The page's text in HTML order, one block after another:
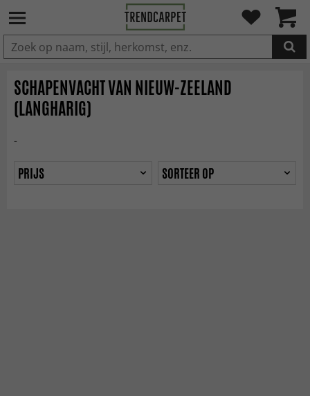
IN DE WINKELWAGEN GELEGD
SCHAPENVACHT VAN NIEUW-ZEELAND
(LANGHARIG)
-
PRIJS SORTEER OP